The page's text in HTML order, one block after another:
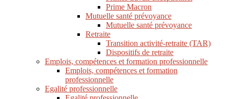
Prime Macron
Mutuelle santé prévoyance
Mutuelle santé prévoyance
Retraite
Transition activité-retraite (TAR)
Dispositifs de retraite
Emplois, compétences et formation professionnelle
Emplois, compétences et formation
professionnelle
Egalité professionnelle